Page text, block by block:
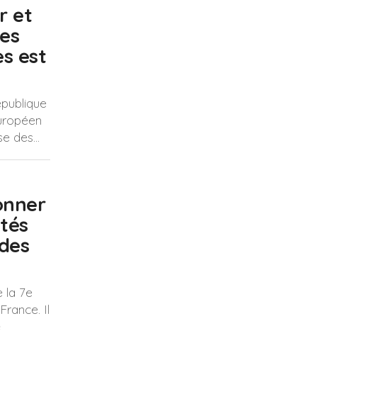
et
est
des...
la 7e
Il